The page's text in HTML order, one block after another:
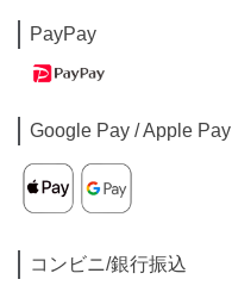
PayPay
Google Pay / Apple Pay
コンビニ/銀行振込